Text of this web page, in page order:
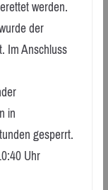
werden.
der
Im Anschluss
in
gesperrt.
Uhr